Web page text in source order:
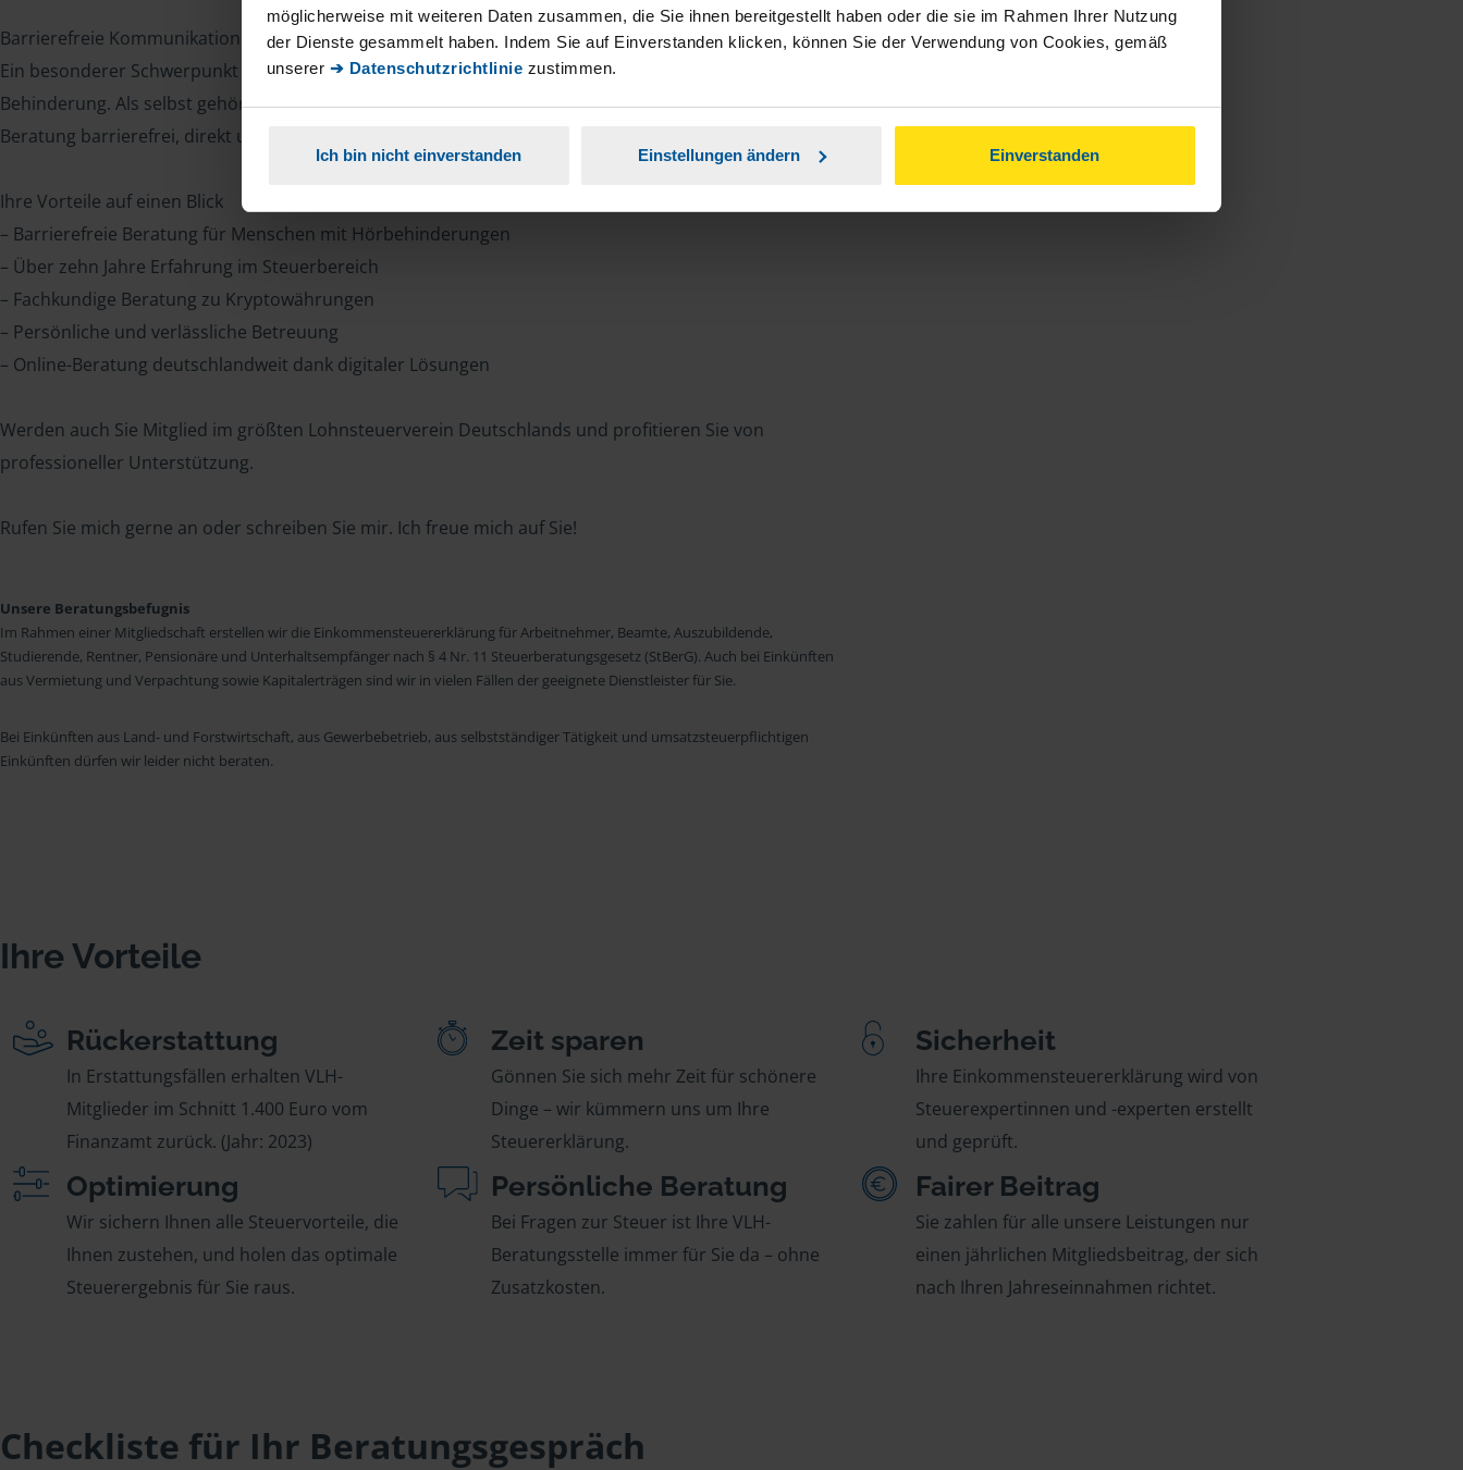
möglicherweise mit weiteren Daten zusammen, die Sie ihnen bereitgestellt haben oder die sie im Rahmen Ihrer Nutzung
der Dienste gesammelt haben. Indem Sie auf Einverstanden klicken, können Sie der Verwendung von Cookies, gemäß
unserer ➔ Datenschutzrichtlinie zustimmen.
Ich bin nicht einverstanden Einstellungen ändern Einverstanden
Barrierefreie Kommunikation in Gebärdensprache
Ein besonderer Schwerpunkt meiner Arbeit liegt in der steuerlichen Beratung von Menschen mit
Behinderung. Als selbst gehörloser CI-Träger beherrsche ich die Gebärdensprache, sodass die
Beratung barrierefrei, direkt und auf Augenhöhe erfolgen kann.
Ihre Vorteile auf einen Blick
– Barrierefreie Beratung für Menschen mit Hörbehinderungen
– Über zehn Jahre Erfahrung im Steuerbereich
– Fachkundige Beratung zu Kryptowährungen
– Persönliche und verlässliche Betreuung
– Online-Beratung deutschlandweit dank digitaler Lösungen
Werden auch Sie Mitglied im größten Lohnsteuerverein Deutschlands und profitieren Sie von
professioneller Unterstützung.
Rufen Sie mich gerne an oder schreiben Sie mir. Ich freue mich auf Sie!
Unsere Beratungsbefugnis
Im Rahmen einer Mitgliedschaft erstellen wir die Einkommensteuererklärung für Arbeitnehmer, Beamte, Auszubildende,
Studierende, Rentner, Pensionäre und Unterhaltsempfänger nach § 4 Nr. 11 Steuerberatungsgesetz (StBerG). Auch bei Einkünften
aus Vermietung und Verpachtung sowie Kapitalerträgen sind wir in vielen Fällen der geeignete Dienstleister für Sie.
Bei Einkünften aus Land- und Forstwirtschaft, aus Gewerbebetrieb, aus selbstständiger Tätigkeit und umsatzsteuerpflichtigen
Einkünften dürfen wir leider nicht beraten.
Ihre Vorteile
Rückerstattung
In Erstattungsfällen erhalten VLH-
Mitglieder im Schnitt 1.400 Euro vom
Finanzamt zurück. (Jahr: 2023)
Zeit sparen
Gönnen Sie sich mehr Zeit für schönere
Dinge – wir kümmern uns um Ihre
Steuererklärung.
Sicherheit
Ihre Einkommensteuererklärung wird von
Steuerexpertinnen und -experten erstellt
und geprüft.
Optimierung
Wir sichern Ihnen alle Steuervorteile, die
Ihnen zustehen, und holen das optimale
Steuerergebnis für Sie raus.
Persönliche Beratung
Bei Fragen zur Steuer ist Ihre VLH-
Beratungsstelle immer für Sie da – ohne
Zusatzkosten.
Fairer Beitrag
Sie zahlen für alle unsere Leistungen nur
einen jährlichen Mitgliedsbeitrag, der sich
nach Ihren Jahreseinnahmen richtet.
Checkliste für Ihr Beratungsgespräch